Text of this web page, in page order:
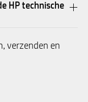
HP technische
verzenden en